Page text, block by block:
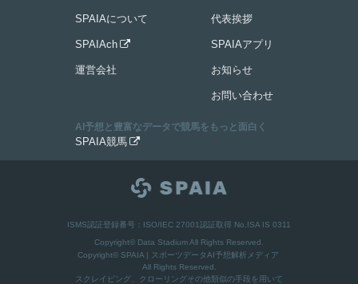
SPAIAについて
SPAIAch 
運営会社
代表挨拶
SPAIAアプリ
お知らせ
お問い合わせ
AI予想と豊富なデータで競馬をもっと面白く
SPAIA競馬 
ISMS認証登録番号：ISO/IEC 27001認証取得 No.ISA IS 0311
Copyright© Data Stadium All Rights Reserved.
Copyright© SPAIA | スポーツデータAI予想解析メディア
All Rights Reserved.
スクレイピング、クローリングその他類似の手段を用いて